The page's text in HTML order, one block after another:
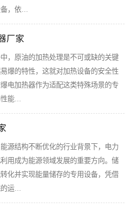
，依…
厂家
，原油的加热处理是不可或缺的关键
爆的特性，这就对加热设备的安全性
电加热器作为适配这类特殊场景的专
能…
源结构不断优化的行业背景下，电力
用成为能源领域发展的重要方向。储
化并实现能量储存的专用设备，凭借
运…